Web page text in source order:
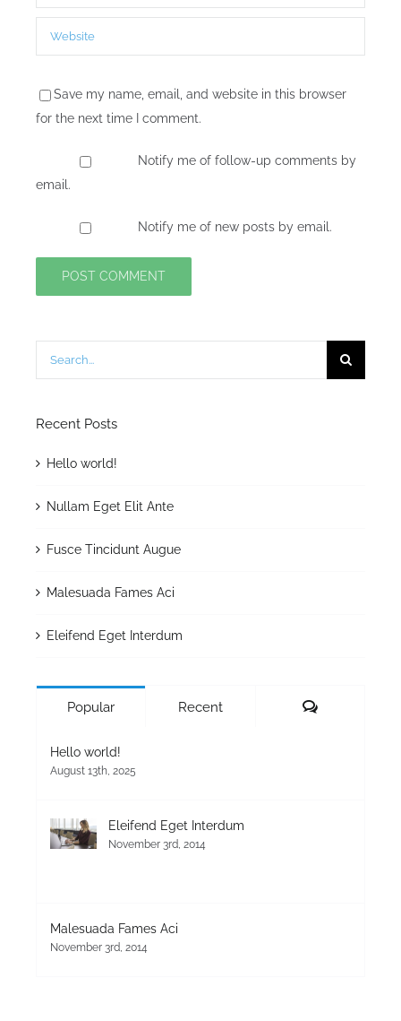
Save my name, email, and website in this browser
for the next time I comment.
Notify me of follow-up comments by
email.
Notify me of new posts by email.
for:
Recent Posts
Hello world!
Nullam Eget Elit Ante
Fusce Tincidunt Augue
Malesuada Fames Aci
Eleifend Eget Interdum
Popular Recent Comments
Hello world!
August 13th, 2025
Eleifend Eget Interdum
November 3rd, 2014
Malesuada Fames Aci
November 3rd, 2014